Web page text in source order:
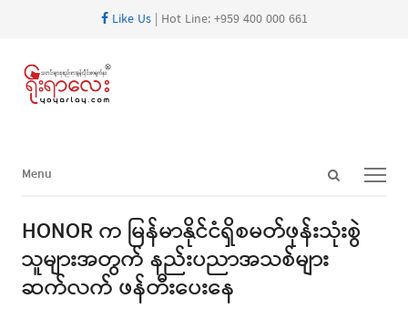
Like Us| Hot Line: +959 400 000 661
Open
panel
Menu
Menu
HONOR က မြန်မာနိုင်ငံရှိစမတ်ဖုန်းသုံးစွဲ
သူများအတွက် နည်းပညာအသစ်များ
ဆက်လက် ဖန်တီးပေးနေ